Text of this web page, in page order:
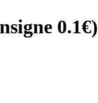
0.1€)